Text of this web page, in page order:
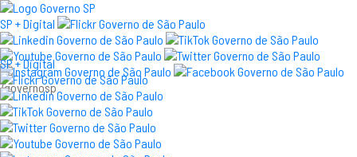
SP + Digital
/governosp
SP + Digital
×
visite
exposições e eventos